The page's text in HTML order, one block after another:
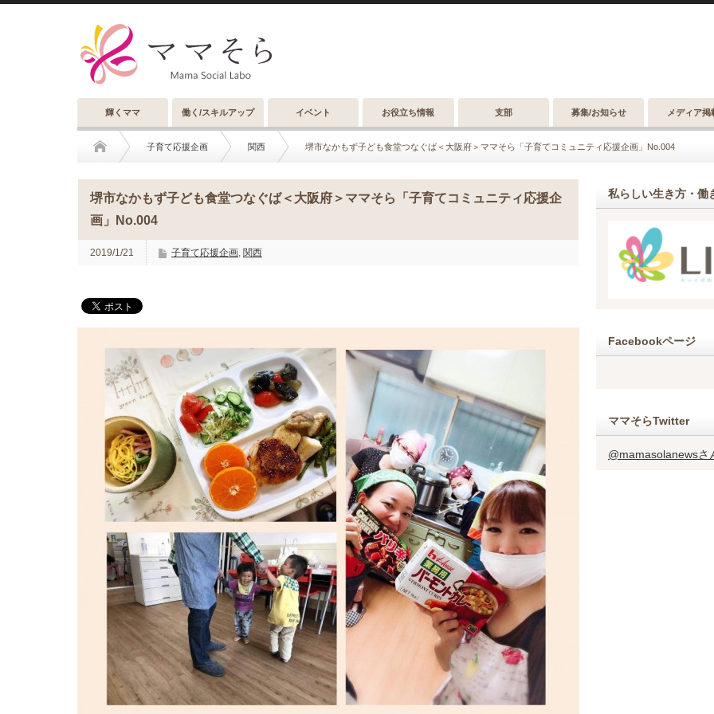
輝くママ 働く/スキルアップ イベント お役立ち情報 支部 募集/お知らせ メディア掲
子育て応援企画 関西 堺市なかもず子ども食堂つなぐば＜大阪府＞ママそら「子育てコミュニティ応援企画」No.004
堺市なかもず子ども食堂つなぐば＜大阪府＞ママそら「子育てコミュニティ応援企
画」No.004
2019/1/21 子育て応援企画, 関西
私らしい生き方・
Facebookページ
ママそらTwitter
@mamasolanewsさ